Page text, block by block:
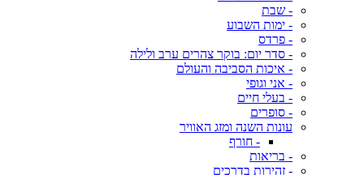
- שבת
- ימות השבוע
- פרדס
- סדר יום: בוקר צהרים ערב ולילה
- איכות הסביבה והעולם
- אני וגופי
- בעלי חיים
- סופרים
עונות השנה ומזג האוויר
- חורף
- בריאות
- זהירות בדרכים